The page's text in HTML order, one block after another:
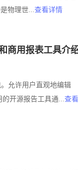
物理世...查看详情
商用报表工具介
。允许用户直观地编辑
的开源报告工具通...查